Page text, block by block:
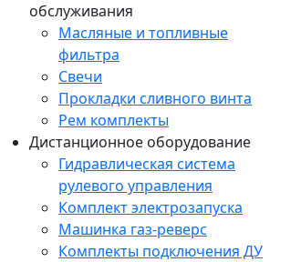
обслуживания
Масляные и топливные
фильтра
Свечи
Прокладки сливного винта
Рем комплекты
Дистанционное оборудование
Гидравлическая система
рулевого управления
Комплект электрозапуска
Машинка газ-реверс
Комплекты подключения ДУ